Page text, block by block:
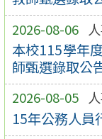
2026-08-06
本校115學年
師甄選錄取公
2026-08-05
15年公務人員